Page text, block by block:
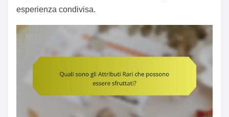
esperienza condivisa.